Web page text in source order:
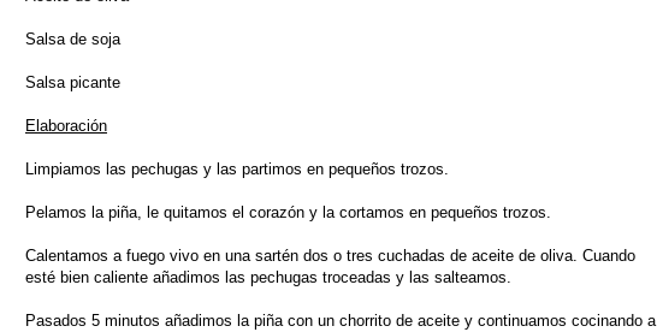
Salsa de soja
Salsa picante
Elaboración
Limpiamos las pechugas y las partimos en pequeños trozos.
Pelamos la piña, le quitamos el corazón y la cortamos en pequeños trozos.
Calentamos a fuego vivo en una sartén dos o tres cuchadas de aceite de oliva. Cuando
esté bien caliente añadimos las pechugas troceadas y las salteamos.
Pasados 5 minutos añadimos la piña con un chorrito de aceite y continuamos cocinando a